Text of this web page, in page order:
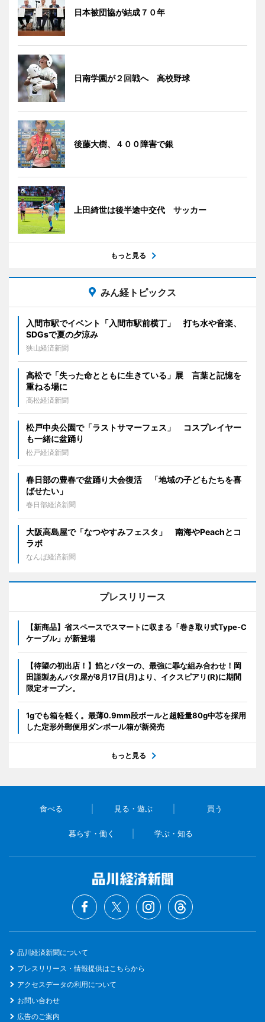
日本被団協が結成７０年
日南学園が２回戦へ 高校野球
後藤大樹、４００障害で銀
上田綺世は後半途中交代 サッカー
もっと見る
みん経トピックス
入間市駅でイベント「入間市駅前横丁」 打ち水や音楽、
SDGsで夏の夕涼み
狭山経済新聞
高松で「失った命とともに生きている」展 言葉と記憶を
重ねる場に
高松経済新聞
松戸中央公園で「ラストサマーフェス」 コスプレイヤー
も一緒に盆踊り
松戸経済新聞
春日部の豊春で盆踊り大会復活 「地域の子どもたちを喜
ばせたい」
春日部経済新聞
大阪高島屋で「なつやすみフェスタ」 南海やPeachとコ
ラボ
なんば経済新聞
プレスリリース
【新商品】省スペースでスマートに収まる「巻き取り式Type-C
ケーブル」が新登場
【待望の初出店！】餡とバターの、最強に罪な組み合わせ！岡
田謹製あんバタ屋が8月17日(月)より、イクスピアリ(R)に期間
限定オープン。
1gでも箱を軽く。最薄0.9mm段ボールと超軽量80g中芯を採用
した定形外郵便用ダンボール箱が新発売
もっと見る
食べる 見る・遊ぶ 買う
暮らす・働く 学ぶ・知る
品川経済新聞について
プレスリリース・情報提供はこちらから
アクセスデータの利用について
お問い合わせ
広告のご案内